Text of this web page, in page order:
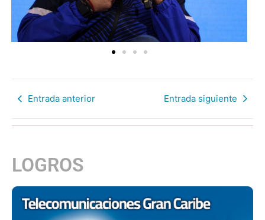
Entrada anterior Entrada siguiente
LOGROS